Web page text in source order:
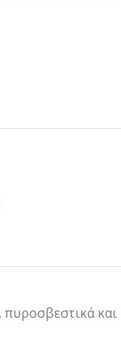
πυροσβεστικά και